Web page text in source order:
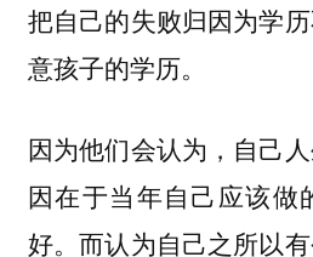
把自己的失败归因为学
意孩子的学历。
因为他们会认为，自己
因在于当年自己应该做
好。而认为自己之所以